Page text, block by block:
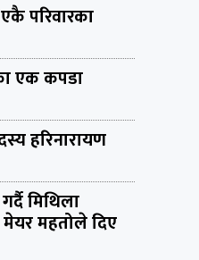
परिवारका
एक कपडा
हरिनारायण
मिथिला
मेयर महतोले दिए